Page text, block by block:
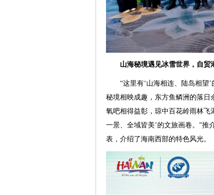
山海秘境遇见冰雪世界，自贸
“这里有‘山海相连、陆岛相
秘境相映成趣，东方鱼鳞洲的落
氧吧相得益彰，琼中百花岭雨林飞
一景、全域皆美’的文旅画卷。”
表，介绍了海南西部的特色风光。